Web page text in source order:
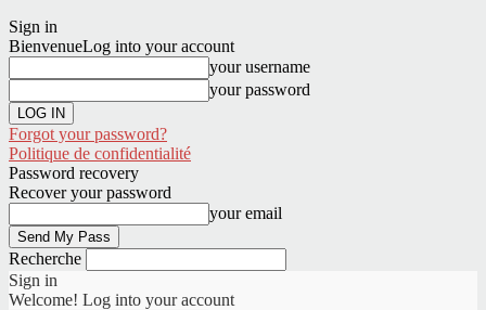
Sign in
BienvenueLog into your account
your username
your password
Forgot your password?
Politique de confidentialité
Password recovery
Recover your password
your email
Recherche
Sign in
Welcome! Log into your account